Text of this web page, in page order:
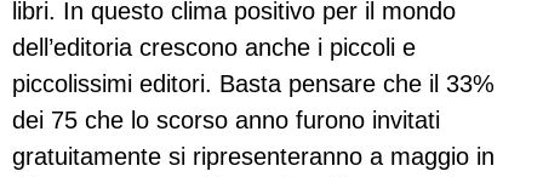
libri. In questo clima positivo per il mondo
dell’editoria crescono anche i piccoli e
piccolissimi editori. Basta pensare che il 33%
dei 75 che lo scorso anno furono invitati
gratuitamente si ripresenteranno a maggio in